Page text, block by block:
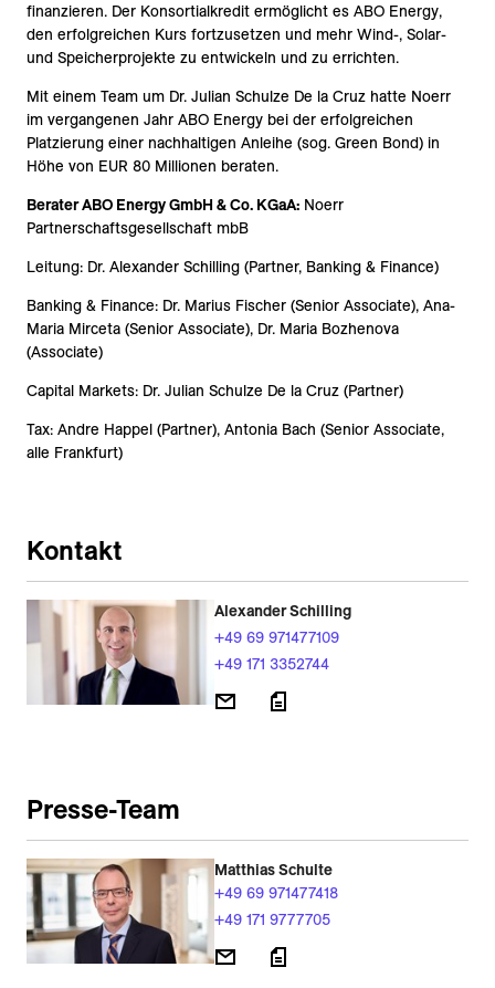
finanzieren. Der Konsortialkredit ermöglicht es ABO Energy,
den erfolgreichen Kurs fortzusetzen und mehr Wind-, Solar-
und Speicherprojekte zu entwickeln und zu errichten.
Mit einem Team um Dr. Julian Schulze De la Cruz hatte Noerr
im vergangenen Jahr ABO Energy bei der erfolgreichen
Platzierung einer nachhaltigen Anleihe (sog. Green Bond) in
Höhe von EUR 80 Millionen beraten.
Berater ABO Energy GmbH & Co. KGaA: Noerr
Partnerschaftsgesellschaft mbB
Leitung: Dr. Alexander Schilling (Partner, Banking & Finance)
Banking & Finance: Dr. Marius Fischer (Senior Associate), Ana-
Maria Mirceta (Senior Associate), Dr. Maria Bozhenova
(Associate)
Capital Markets: Dr. Julian Schulze De la Cruz (Partner)
Tax: Andre Happel (Partner), Antonia Bach (Senior Associate,
alle Frankfurt)
Kontakt
Alexander Schilling
+49 69 971477109
+49 171 3352744
Presse-Team
Matthias Schulte
+49 69 971477418
+49 171 9777705